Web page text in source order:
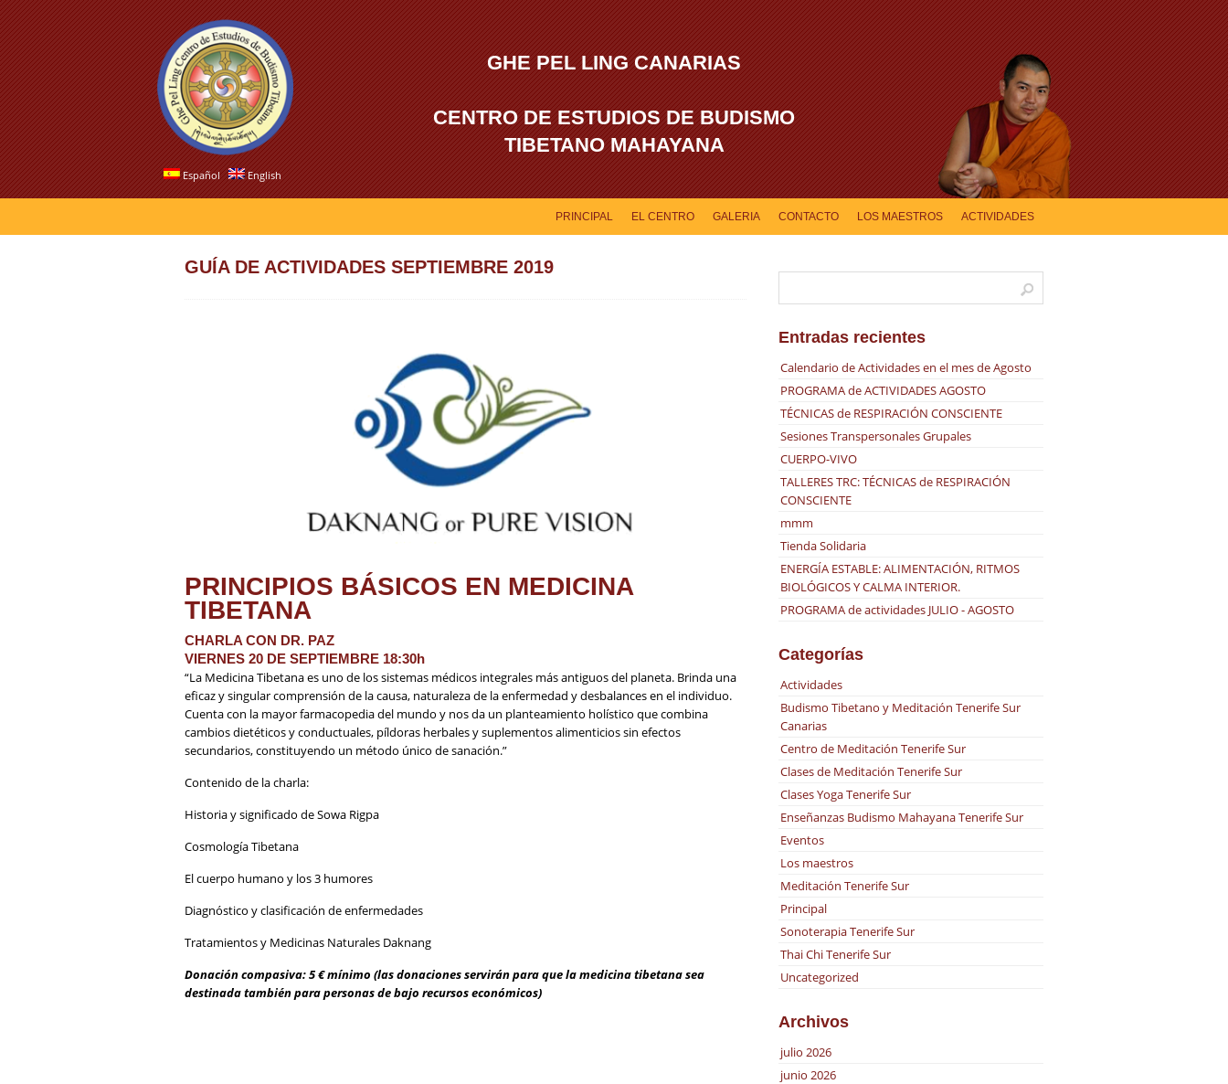
Español English
GHE PEL LING CANARIAS
CENTRO DE ESTUDIOS DE BUDISMO
TIBETANO MAHAYANA
PRINCIPAL EL CENTRO GALERIA CONTACTO LOS MAESTROS ACTIVIDADES
GUÍA DE ACTIVIDADES SEPTIEMBRE 2019
PRINCIPIOS BÁSICOS EN MEDICINA
TIBETANA
CHARLA CON DR. PAZ
VIERNES 20 DE SEPTIEMBRE 18:30h
“La Medicina Tibetana es uno de los sistemas médicos integrales más antiguos del planeta. Brinda una
eficaz y singular comprensión de la causa, naturaleza de la enfermedad y desbalances en el individuo.
Cuenta con la mayor farmacopedia del mundo y nos da un planteamiento holístico que combina
cambios dietéticos y conductuales, píldoras herbales y suplementos alimenticios sin efectos
secundarios, constituyendo un método único de sanación.”
Contenido de la charla:
Historia y significado de Sowa Rigpa
Cosmología Tibetana
El cuerpo humano y los 3 humores
Diagnóstico y clasificación de enfermedades
Tratamientos y Medicinas Naturales Daknang
Donación compasiva: 5 € mínimo (las donaciones servirán para que la medicina tibetana sea
destinada también para personas de bajo recursos económicos)
Entradas recientes
Calendario de Actividades en el mes de Agosto
PROGRAMA de ACTIVIDADES AGOSTO
TÉCNICAS de RESPIRACIÓN CONSCIENTE
Sesiones Transpersonales Grupales
CUERPO-VIVO
TALLERES TRC: TÉCNICAS de RESPIRACIÓN
CONSCIENTE
mmm
Tienda Solidaria
ENERGÍA ESTABLE: ALIMENTACIÓN, RITMOS
BIOLÓGICOS Y CALMA INTERIOR.
PROGRAMA de actividades JULIO - AGOSTO
Categorías
Actividades
Budismo Tibetano y Meditación Tenerife Sur
Canarias
Centro de Meditación Tenerife Sur
Clases de Meditación Tenerife Sur
Clases Yoga Tenerife Sur
Enseñanzas Budismo Mahayana Tenerife Sur
Eventos
Los maestros
Meditación Tenerife Sur
Principal
Sonoterapia Tenerife Sur
Thai Chi Tenerife Sur
Uncategorized
Archivos
julio 2026
junio 2026